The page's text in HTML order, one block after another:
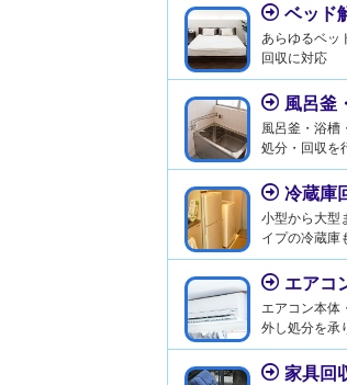
ベッド
あらゆるベッ
回収に対応
風呂釜
風呂釜・浴槽
処分・回収を
冷蔵庫
小型から大型
イプの冷蔵庫
エアコ
エアコン本体
外し処分を承
家具回